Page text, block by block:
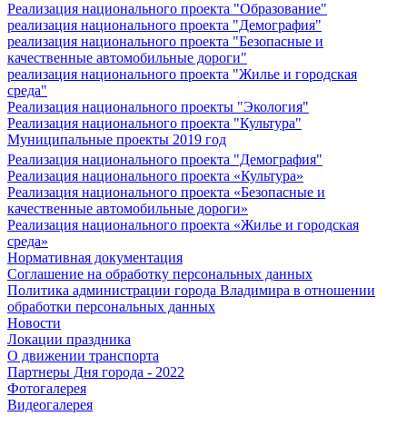
Реализация национального проекта "Образование"
реализация национального проекта "Демография"
реализация национального проекта "Безопасные и
качественные автомобильные дороги"
реализация национального проекта "Жилье и городская
среда"
Реализация национального проекты "Экология"
Реализация национального проекта "Культура"
Муниципальные проекты 2019 год
Реализация национального проекта "Демография"
Реализация национального проекта «Культура»
Реализация национального проекта «Безопасные и
качественные автомобильные дороги»
Реализация национального проекта «Жилье и городская
среда»
Нормативная документация
Соглашение на обработку персональных данных
Политика администрации города Владимира в отношении
обработки персональных данных
Новости
Локации праздника
О движении транспорта
Партнеры Дня города - 2022
Фотогалерея
Видеогалерея